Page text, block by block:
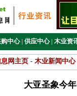
购中心 | 供应中心 | 木业资
网主页 - 木业新闻中心
大亚圣象今